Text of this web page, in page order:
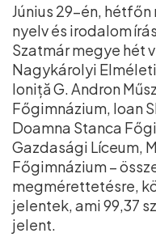
Június 29-én,
nyelv és irodalom
Szatmár megye hét
Nagykárolyi
Ioniță G. Andron
Főgimnázium, Ioan
Doamna Stanca
Gazdasági Líceum,
Főgimnázium –
megmérettetésre,
jelentek, ami 99,37
jelent.